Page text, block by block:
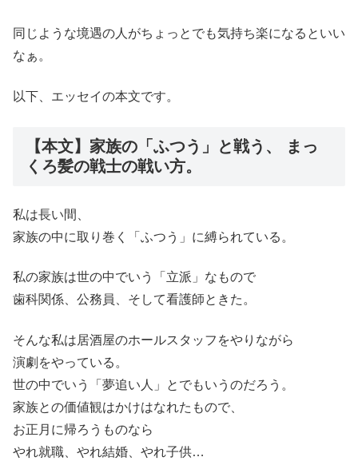
同じような境遇の人がちょっとでも気持ち楽になるといい
なぁ。
以下、エッセイの本文です。
【本文】家族の「ふつう」と戦う、 まっ
くろ髪の戦士の戦い方。
私は長い間、
家族の中に取り巻く「ふつう」に縛られている。
私の家族は世の中でいう「立派」なもので
歯科関係、公務員、そして看護師ときた。
そんな私は居酒屋のホールスタッフをやりながら
演劇をやっている。
世の中でいう「夢追い人」とでもいうのだろう。
家族との価値観はかけはなれたもので、
お正月に帰ろうものなら
やれ就職、やれ結婚、やれ子供…